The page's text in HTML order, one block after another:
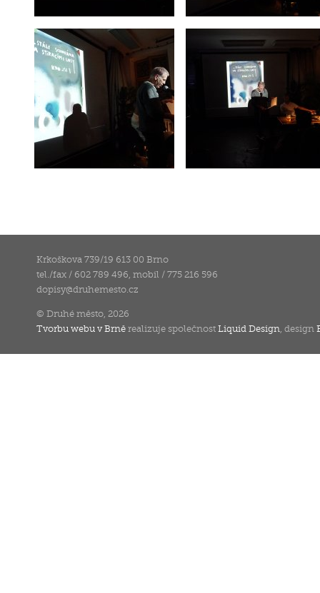
Krkoškova 739/19 613 00 Brno
tel./fax / 602 789 496, mobil / 775 216 596
dopisy@druhemesto.cz
© Druhé město, 2026
Tvorbu webu v Brně realizuje společnostLiquid Design , design